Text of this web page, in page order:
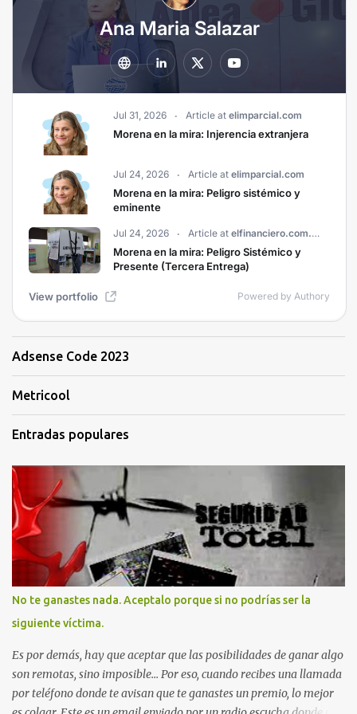
Adsense Code 2023
Metricool
Entradas populares
No te ganastes nada. Aceptalo porque si no podrías ser la
siguiente víctima.
Es por demás, hay que aceptar que las posibilidades de ganar algo
son remotas, sino imposible... Por eso, cuando recibes una llamada
por teléfono donde te avisan que te ganastes un premio, lo mejor